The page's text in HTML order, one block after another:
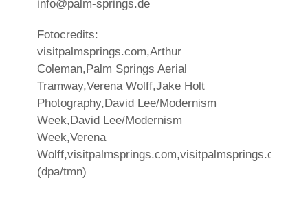
info@palm-springs.de
Fotocredits:
visitpalmsprings.com,Arthur
Coleman,Palm Springs Aerial
Tramway,Verena Wolff,Jake Holt
Photography,David Lee/Modernism
Week,David Lee/Modernism
Week,Verena
Wolff,visitpalmsprings.com,visitpalmsprings.com
(dpa/tmn)